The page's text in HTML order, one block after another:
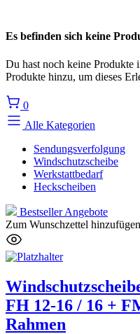
Es befinden sich keine
Du hast noch keine Produkte
Produkte hinzu, um dieses
0
Alle Kategorien
Sendungsverfolgung
Windschutzscheibe
Werkstattbedarf
Heckscheiben
BestsellerAngebote
Zum Wunschzettel hinzufügen
FH 12-16 / 16 +
Rahmen